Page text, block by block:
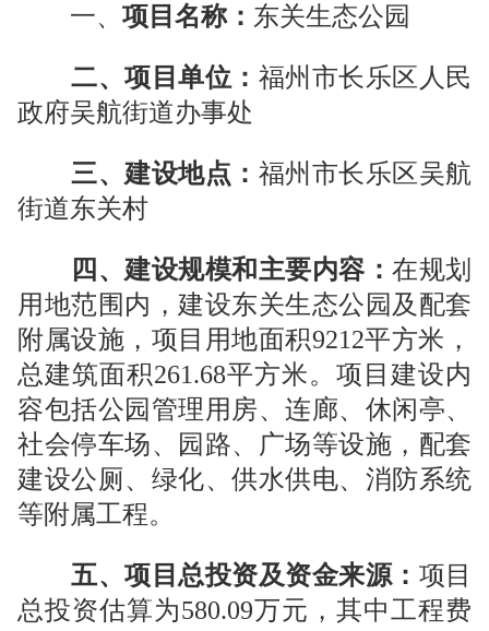
一、 项目名称： 东关生态公园
二、项目单位： 福州市长乐区人民
政府吴航街道办事处
三、建设地点： 福州市长乐区吴航
街道东关村
四、建设规模和主要内容： 在规划
用地范围内，建设东关生态公园及配套
附属设施，项目用地面积9212平方米，
总建筑面积261.68平方米。项目建设内
容包括公园管理用房、连廊、休闲亭、
社会停车场、园路、广场等设施，配套
建设公厕、绿化、供水供电、消防系统
等附属工程。
五、 项目总投资及资金来源： 项目
总投资估算为580.09万元，其中工程费